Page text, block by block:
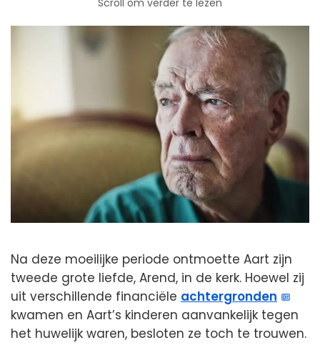
Scroll om verder te lezen
Na deze moeilijke periode ontmoette Aart zijn
tweede grote liefde, Arend, in de kerk. Hoewel zij
uit verschillende financiële achtergronden
kwamen en Aart’s kinderen aanvankelijk tegen
het huwelijk waren, besloten ze toch te trouwen.